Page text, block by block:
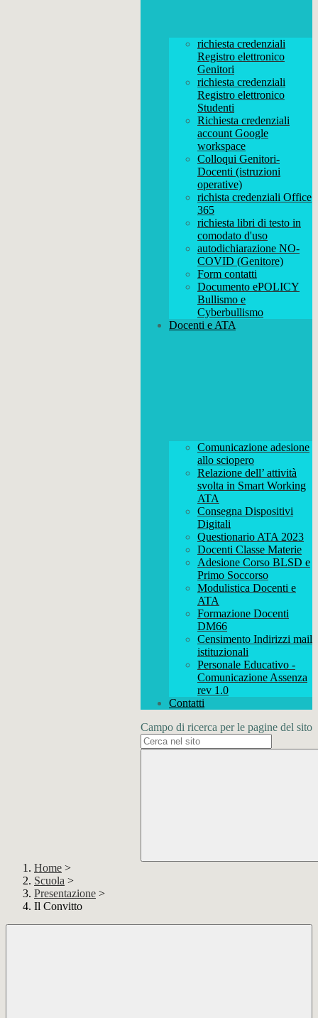
richiesta credenziali
Registro elettronico
Genitori
richiesta credenziali
Registro elettronico
Studenti
Richiesta credenziali
account Google
workspace
Colloqui Genitori-
Docenti (istruzioni
operative)
richista credenziali Office
365
richiesta libri di testo in
comodato d'uso
autodichiarazione NO-
COVID (Genitore)
Form contatti
Documento ePOLICY
Bullismo e
Cyberbullismo
Docenti e ATA
Comunicazione adesione
allo sciopero
Relazione dell’ attività
svolta in Smart Working
ATA
Consegna Dispositivi
Digitali
Questionario ATA 2023
Docenti Classe Materie
Adesione Corso BLSD e
Primo Soccorso
Modulistica Docenti e
ATA
Formazione Docenti
DM66
Censimento Indirizzi mail
istituzionali
Personale Educativo -
Comunicazione Assenza
rev 1.0
Contatti
Campo di ricerca per le pagine del sito
Home >
Scuola >
Presentazione >
Il Convitto